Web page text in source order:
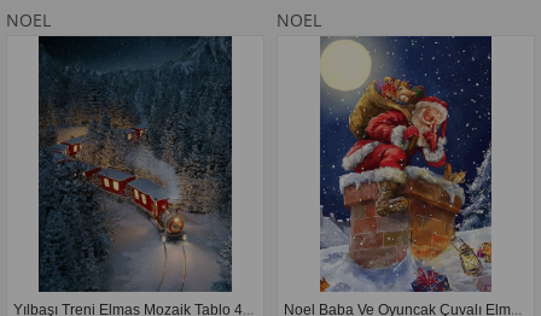
NOEL
Yılbaşı Treni Elmas Mozaik Tablo 43x58cm
NOEL
Noel Baba Ve Oyuncak Çuvalı Elmas Mozaik tablo 36x53cm